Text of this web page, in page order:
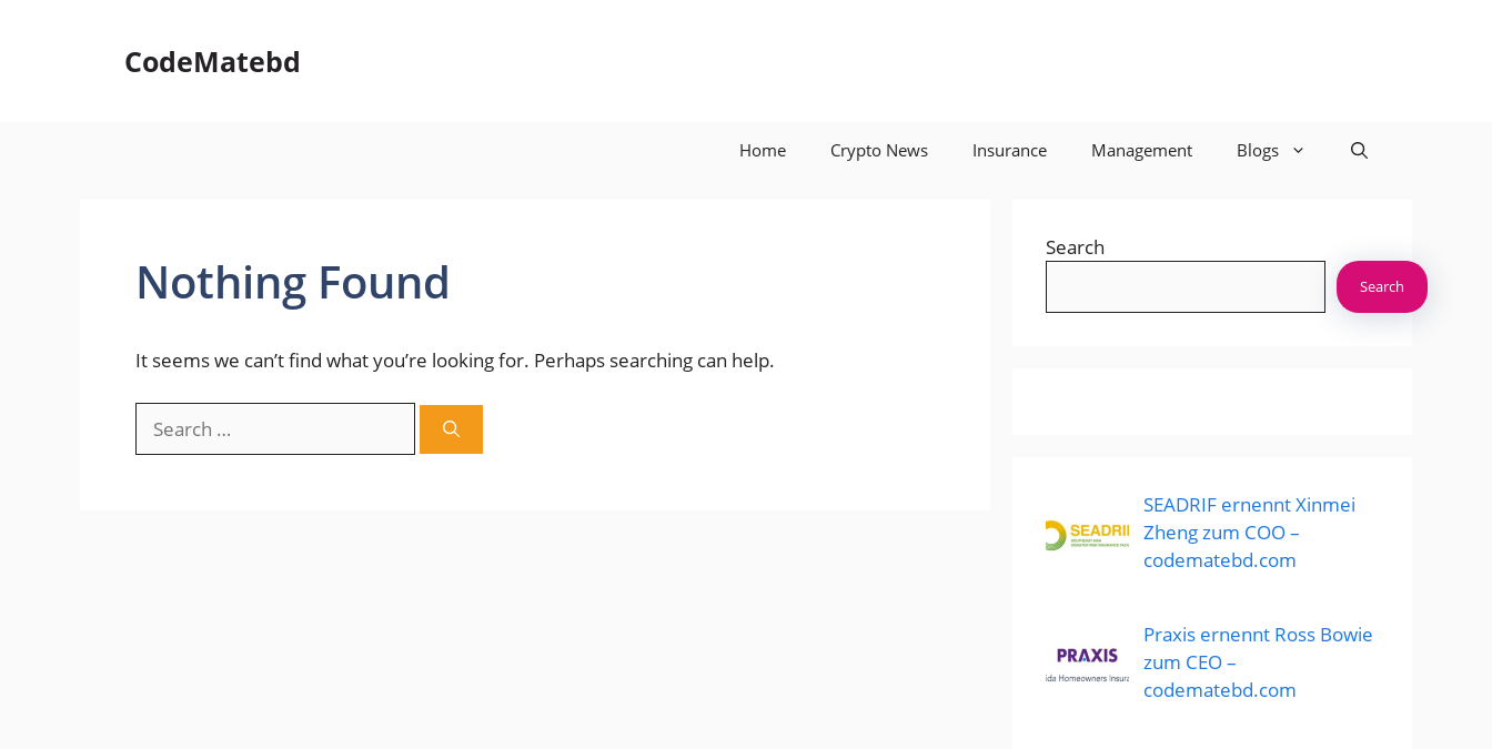
CodeMatebd
Home Crypto News Insurance Management Blogs
Nothing Found
It seems we can’t find what you’re looking for. Perhaps searching can help.
for:
Search
Search
SEADRIF ernennt Xinmei
Zheng zum COO –
codematebd.com
Praxis ernennt Ross Bowie
zum CEO –
codematebd.com